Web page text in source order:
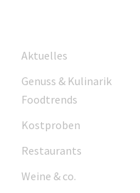
Aktuelles
Genuss & Kulinarik
Foodtrends
Kostproben
Restaurants
Weine & co.